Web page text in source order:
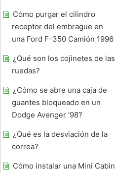
Cómo purgar el cilindro
receptor del embrague en
una Ford F-350 Camión 1996
¿Qué son los cojinetes de las
ruedas?
¿Cómo se abre una caja de
guantes bloqueado en un
Dodge Avenger '98?
¿Qué es la desviación de la
correa?
Cómo instalar una Mini Cabin